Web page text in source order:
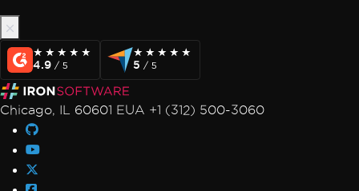
★★★★★
★★★★★
4.9 / 5
★★★★★
★★★★★
5 / 5
Chicago, IL 60601 EUA +1 (312) 500-3060